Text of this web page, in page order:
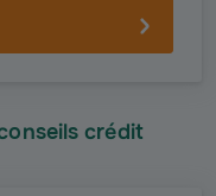
crédit